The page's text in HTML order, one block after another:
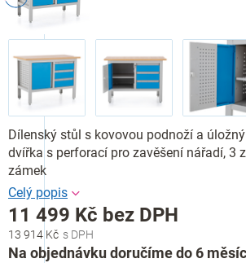
13 914 Kč
11 499 Kč bez DPH
Měrná
cena:
Na objednávku doručíme do 6
Dílenský stůl s kovovou podnoží a
dvířka s perforací pro zavěšení nářadí, 3
zámek